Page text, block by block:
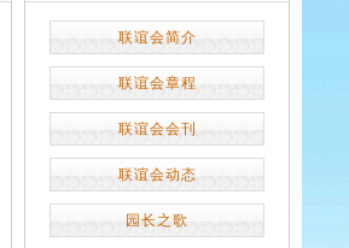
联谊会简介
联谊会章程
联谊会会刊
联谊会动态
园长之歌